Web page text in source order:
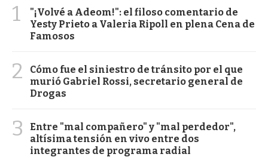
1
"¡Volvé a Adeom!": el filoso comentario de
Yesty Prieto a Valeria Ripoll en plena Cena de
Famosos
2
Cómo fue el siniestro de tránsito por el que
murió Gabriel Rossi, secretario general de
Drogas
3
Entre "mal compañero" y "mal perdedor",
altísima tensión en vivo entre dos
integrantes de programa radial